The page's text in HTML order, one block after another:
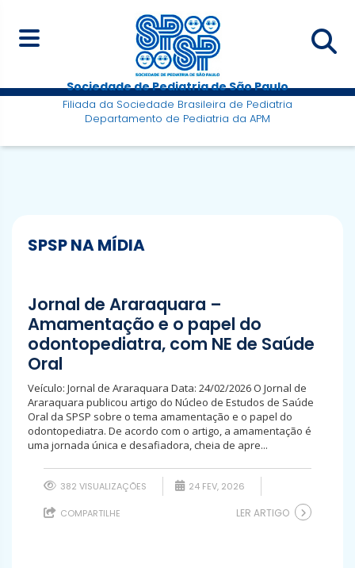
Sociedade de Pediatria de São Paulo
Filiada da Sociedade Brasileira de Pediatria
Departamento de Pediatria da APM
SPSP NA MÍDIA
Jornal de Araraquara –
Amamentação e o papel do
odontopediatra, com NE de Saúde
Oral
Veículo: Jornal de Araraquara Data: 24/02/2026 O Jornal de
Araraquara publicou artigo do Núcleo de Estudos de Saúde
Oral da SPSP sobre o tema amamentação e o papel do
odontopediatra. De acordo com o artigo, a amamentação é
uma jornada única e desafiadora, cheia de apre...
382 VISUALIZAÇÕES 24 FEV, 2026
COMPARTILHE LER ARTIGO